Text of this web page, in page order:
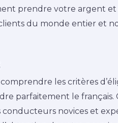
prendre votre argent
du monde entier et
les critères
parfaitement le français.
novices et